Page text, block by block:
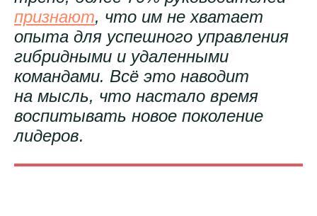
признают, что им не хватает
опыта для успешного управления
гибридными и удаленными
командами. Всё это наводит
на мысль, что настало время
воспитывать новое поколение
лидеров.